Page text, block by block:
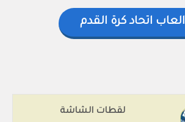
العاب اتحاد كرة القدم
لقطات الشاشة